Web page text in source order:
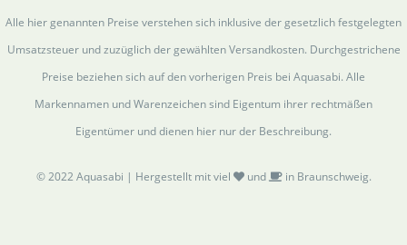
Alle hier genannten Preise verstehen sich inklusive der gesetzlich festgelegten
Umsatzsteuer und zuzüglich der gewählten Versandkosten. Durchgestrichene
Preise beziehen sich auf den vorherigen Preis bei Aquasabi. Alle
Markennamen und Warenzeichen sind Eigentum ihrer rechtmäßen
Eigentümer und dienen hier nur der Beschreibung.
© 2022 Aquasabi | Hergestellt mit viel und in Braunschweig.